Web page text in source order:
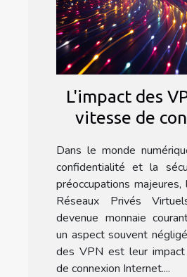
L'impact des
vitesse de
Dans le monde
confidentialité et la
préoccupations
Réseaux Privés
devenue monnaie
un aspect souvent
des VPN est leur
de connexion Internet....